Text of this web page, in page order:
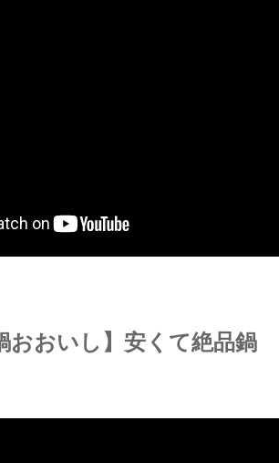
おおいし】安くて絶品鍋